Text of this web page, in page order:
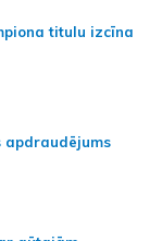
titulu izcīna
apdraudējums